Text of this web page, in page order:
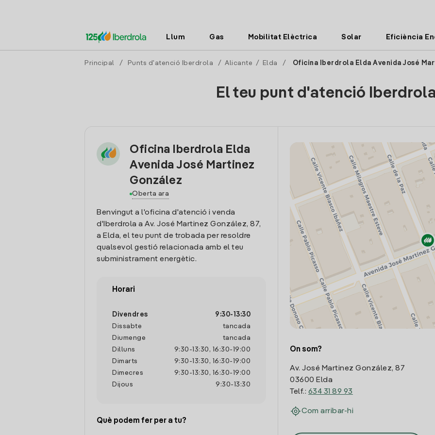
Llum Gas Mobilitat Elèctrica Solar Eficiència
Principal / Punts d'atenció Iberdrola / Alicante / Elda / Oficina Iberdrola Elda Avenida José
El teu punt d'atenció
Oficina Iberdrola Elda
Avenida José Martinez
González
Oberta ara
Benvingut a l'oficina d'atenció i venda
d'Iberdrola a Av. José Martinez González, 87,
a Elda, el teu punt de trobada per resoldre
qualsevol gestió relacionada amb el teu
subministrament energètic.
Horari
Divendres 9:30- 13:30
Dissabte
tancada
Diumenge
tancada
Dilluns
9:30 - 13:30 , 16:30- 19:00
Dimarts
9:30 - 13:30 , 16:30- 19:00
Dimecres
9:30 - 13:30 , 16:30- 19:00
Dijous
9:30- 13:30
Què podem fer per a tu?
On som?
Av. José Martinez González, 87
03600 Elda
Telf.: 634 31 89 93
Com arribar-hi